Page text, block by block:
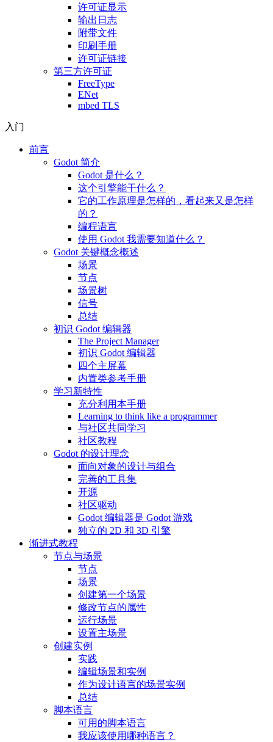
许可证显示
输出日志
附带文件
印刷手册
许可证链接
第三方许可证
FreeType
ENet
mbed TLS
入门
前言
Godot 简介
Godot 是什么？
这个引擎能干什么？
它的工作原理是怎样的，看起来又是怎样
的？
编程语言
使用 Godot 我需要知道什么？
Godot 关键概念概述
场景
节点
场景树
信号
总结
初识 Godot 编辑器
The Project Manager
初识 Godot 编辑器
四个主屏幕
内置类参考手册
学习新特性
充分利用本手册
Learning to think like a programmer
与社区共同学习
社区教程
Godot 的设计理念
面向对象的设计与组合
完善的工具集
开源
社区驱动
Godot 编辑器是 Godot 游戏
独立的 2D 和 3D 引擎
渐进式教程
节点与场景
节点
场景
创建第一个场景
修改节点的属性
运行场景
设置主场景
创建实例
实践
编辑场景和实例
作为设计语言的场景实例
总结
脚本语言
可用的脚本语言
我应该使用哪种语言？